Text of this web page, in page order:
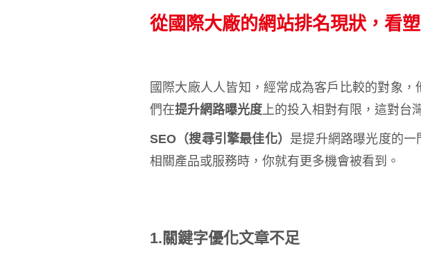
從國際大廠的網站排名現狀，看
國際大廠人人皆知，經常成為客戶比較的對象
們在提升網路曝光度 上的投入相對有限，這對台
SEO（搜尋引擎最佳化） 是提升網路曝光度的
相關產品或服務時，你就有更多機會被看到。
1.關鍵字優化文章不足